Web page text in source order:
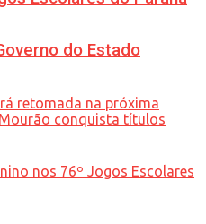
do Estado